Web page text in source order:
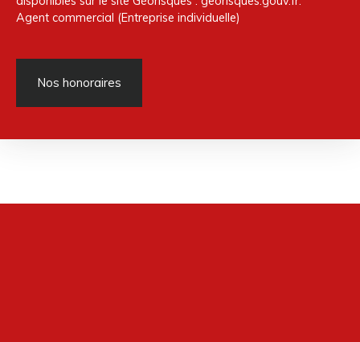
Agent commercial (Entreprise individuelle)
Nos honoraires